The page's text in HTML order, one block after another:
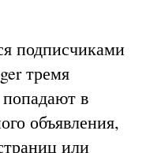
подписчиками
тремя
в
объявления,
или